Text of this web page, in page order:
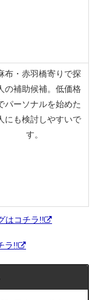
布・赤羽橋寄りで探
の補助候補。低価格
パーソナルを始めた
にも検討しやすいで
す。
はコチラ!!
ラ!!